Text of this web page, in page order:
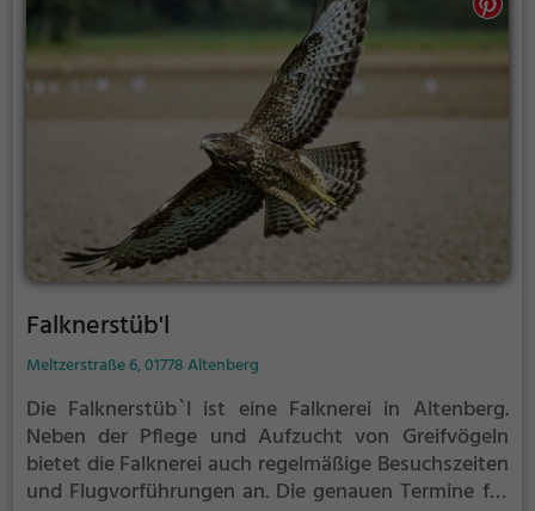
Falknerstüb'l
Meltzerstraße 6, 01778 Altenberg
Die Falknerstüb`l ist eine Falknerei in Altenberg.
Neben der Pflege und Aufzucht von Greifvögeln
bietet die Falknerei auch regelmäßige Besuchszeiten
und Flugvorführungen an. Die genauen Termine für